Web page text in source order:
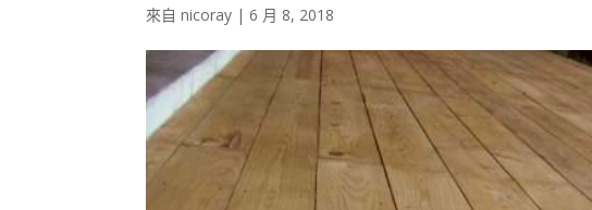
來自nicoray |6 月 8, 2018